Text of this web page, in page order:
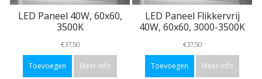
LED Paneel 40W, 60x60,
3500K
€37,50
Toevoegen Meer info
LED Paneel Flikkervrij
40W, 60x60, 3000-3500K
€37,50
Toevoegen Meer info